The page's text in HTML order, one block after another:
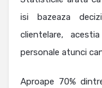
isi bazeaza
clientelare,
personale atunci
Aproape 70%